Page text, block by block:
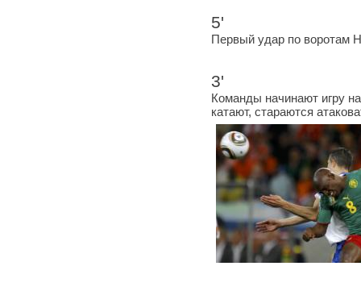
5'
Первый удар по воротам
3'
Команды начинают игру
катают, стараются